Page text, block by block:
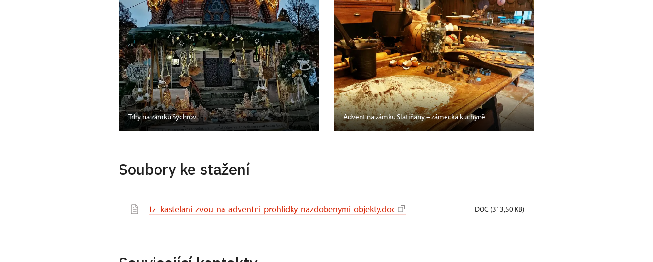
Trhy na zámku Sychrov Advent na zámku Slatiňany – zámecká kuchyně
Soubory ke stažení
tz_kastelani-zvou-na-adventni-prohlidky-nazdobenymi-objekty.doc DOC (313,50 KB)